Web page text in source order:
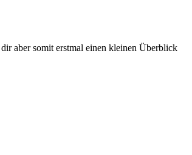
aber somit erstmal einen kleinen Überblick